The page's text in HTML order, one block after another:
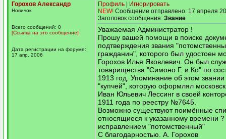
Горохов Александр
Новичок
Всего сообщений: 0
[Ссылка на это сообщение]
Дата регистрации на форуме:
17 апр. 2006
Профиль
Игнорировать
NEW! Сообщение отправлено: 17 апреля
Заголовок сообщения: Звание
Уважаемая Администратор !
Прошу вашей помощи в поиске
подтверждения звания
гражданин", которого был удостоен
Горохов Илья Яковлевич. Он был
товарищества "Симоно Г. и Ко" по
1913 год. Упоминание об этом
"купчей", которую оформлял
Иван Юльевич Лессинг в своей
1911 года по реестру №7645.
Возможно существуют поимённые
относящиеся к указанному времени
исправлением "потомственный"
С благодарностью. А. Горохов